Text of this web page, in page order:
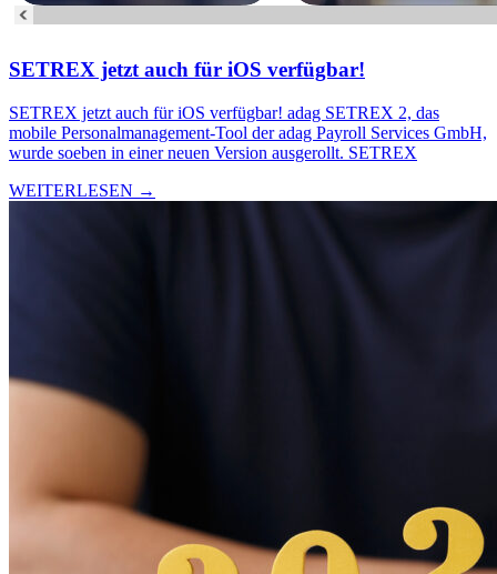
SETREX jetzt auch für iOS verfügbar!
SETREX jetzt auch für iOS verfügbar! adag SETREX 2, das
mobile Personalmanagement-Tool der adag Payroll Services GmbH,
wurde soeben in einer neuen Version ausgerollt. SETREX
WEITERLESEN →